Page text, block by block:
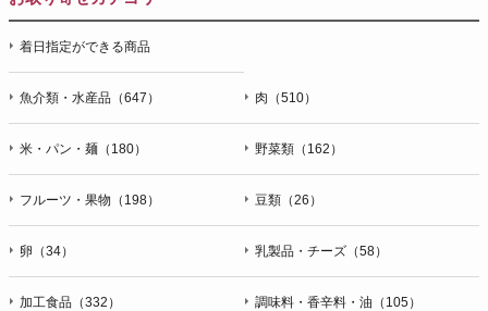
着日指定ができる商品
魚介類・水産品（647） 肉（510）
米・パン・麺（180） 野菜類（162）
フルーツ・果物（198） 豆類（26）
卵（34） 乳製品・チーズ（58）
加工食品（332） 調味料・香辛料・油（105）